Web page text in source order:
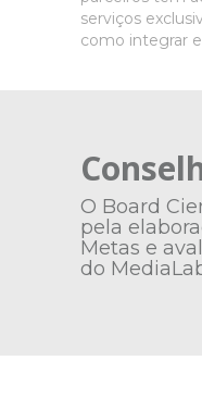
serviços
como integrar
O Board
pela
Metas e
do